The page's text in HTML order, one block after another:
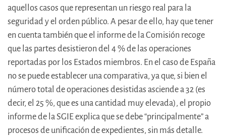
aquellos casos que representan un riesgo real para la
seguridad y el orden público. A pesar de ello, hay que tener
en cuenta también que el informe de la Comisión recoge
que las partes desistieron del 4 % de las operaciones
reportadas por los Estados miembros. En el caso de España
no se puede establecer una comparativa, ya que, si bien el
número total de operaciones desistidas asciende a 32 (es
decir, el 25 %, que es una cantidad muy elevada), el propio
informe de la SGIE explica que se debe “principalmente” a
procesos de unificación de expedientes, sin más detalle.